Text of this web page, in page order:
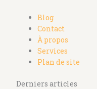
Blog
Contact
À propos
Services
Plan de site
Derniers articles